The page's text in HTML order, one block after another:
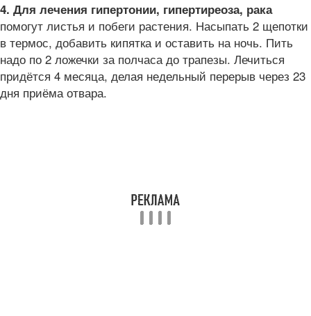
4. Для лечения гипертонии, гипертиреоза, рака
помогут листья и побеги растения. Насыпать 2 щепотки
в термос, добавить кипятка и оставить на ночь. Пить
надо по 2 ложечки за полчаса до трапезы. Лечиться
придётся 4 месяца, делая недельный перерыв через 23
дня приёма отвара.